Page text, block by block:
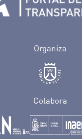
Organiza
Colabora